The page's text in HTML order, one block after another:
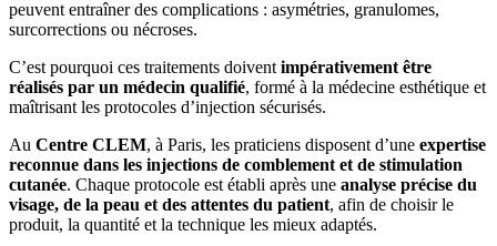
peuvent entraîner des complications : asymétries, granulomes,
surcorrections ou nécroses.
C’est pourquoi ces traitements doivent impérativement être
réalisés par un médecin qualifié, formé à la médecine esthétique et
maîtrisant les protocoles d’injection sécurisés.
Au Centre CLEM, à Paris, les praticiens disposent d’une expertise
reconnue dans les injections de comblement et de stimulation
cutanée. Chaque protocole est établi après une analyse précise du
visage, de la peau et des attentes du patient, afin de choisir le
produit, la quantité et la technique les mieux adaptés.